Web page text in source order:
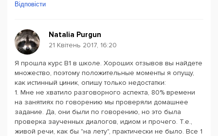
Відповісти
Natalia Purgun
21 Квітень 2017, 16:20
Я прошла курс B1 в школе. Хороших отзывов вы найдете
множество, поэтому положительные моменты я опущу,
как истинный циник, опишу только недостатки:
1. Мне не хватило разговорного аспекта, 80% времени
на занятиях по говорению мы проверяли домашнее
задание. Да, они были по говорению, но это была
проверка заученных диалогов, идиом и прочего. Т.е.,
живой речи, как бы "на лету", практически не было. Все 1